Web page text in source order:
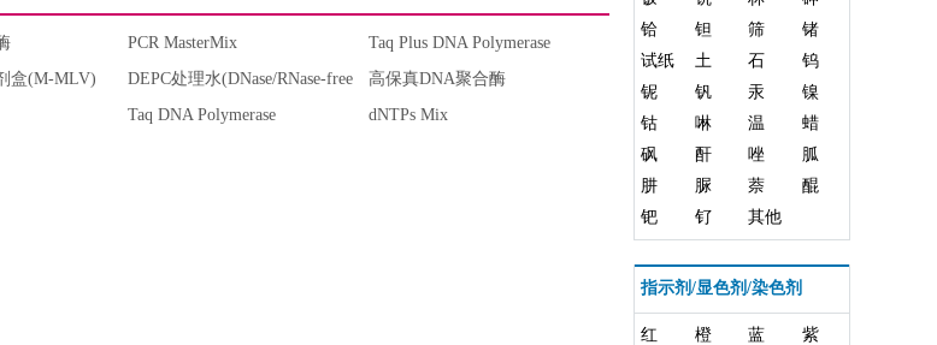
PCR MasterMix
Taq Plus DNA Polymerase
盒(M-MLV)
DEPC处理水(DNase/RNase-free
ddH2O)
高保真DNA聚合酶
Taq DNA Polymerase dNTPs Mix
铪
钽 筛
锗
试纸
土 石
钨
铌
钒 汞
镍
钴
啉 温
蜡
砜
酐 唑
胍
肼
脲 萘
醌
钯
钌 其他
指示剂/显色剂/染色剂
红 橙 蓝
紫